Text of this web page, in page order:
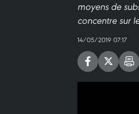
moyens de
concentre sur
14/05/2019 07:17